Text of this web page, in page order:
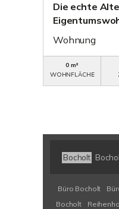
Die echte
Wohnung
0 m²
WOHNFLÄCHE
Bocholt
Büro Bocholt
Bocholt